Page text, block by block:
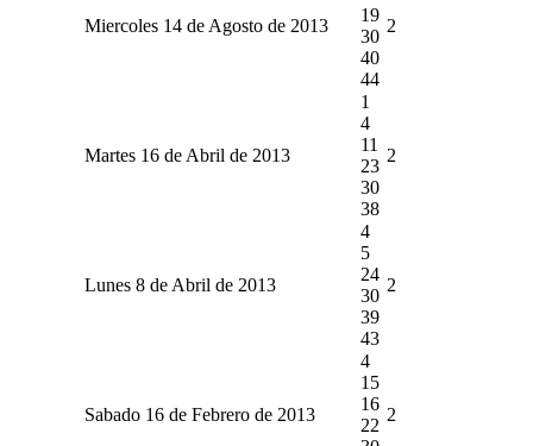
Miercoles 14 de Agosto de 2013
19
30
40
44
2
Martes 16 de Abril de 2013
1
4
11
23
30
38
2
Lunes 8 de Abril de 2013
4
5
24
30
39
43
2
Sabado 16 de Febrero de 2013
4
15
16
22
2